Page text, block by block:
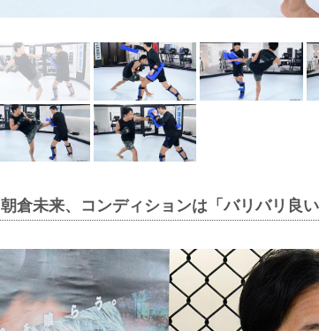
朝倉未来、コンディションは「バリバリ良